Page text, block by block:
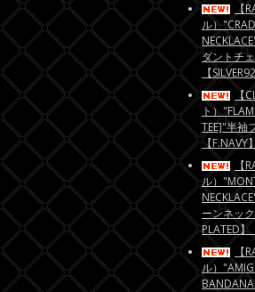
【
ル）
ダントチ
【
【
ト）
TEE]"半袖
【F.NAVY】
【
ル）
ーンネッ
PLATED】
【
ル）